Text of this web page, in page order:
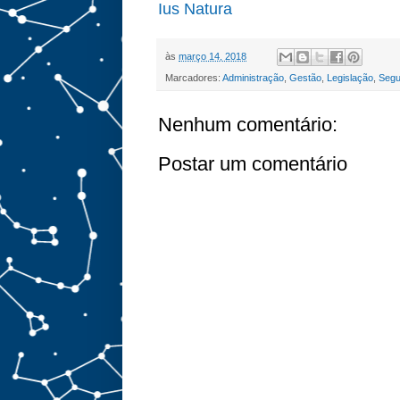
Ius Natura
às março 14, 2018
Marcadores: Administração Gestão Legislação
Nenhum comentário:
Postar um comentário